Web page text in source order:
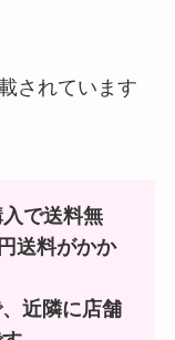
されています
で送料無
送料がかか
近隣に店舗